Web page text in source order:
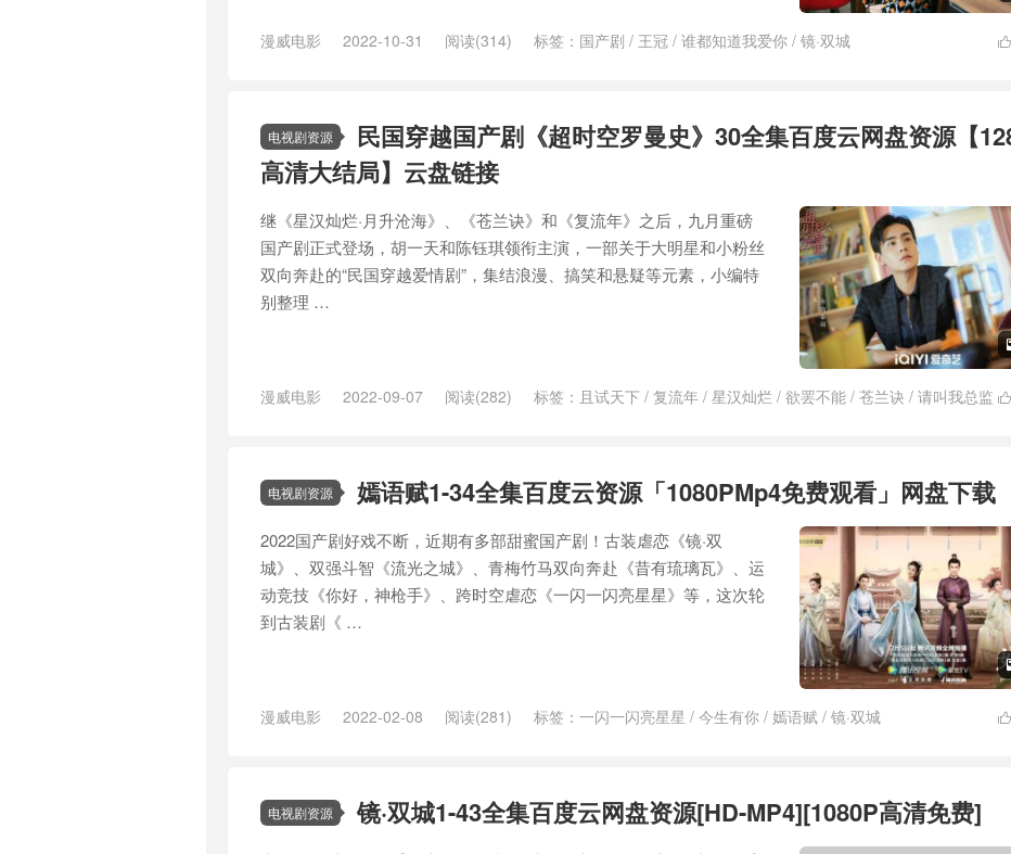

漫威电影 2022-10-31 阅读(314) 标签： 国产剧 / 王冠 / 谁都知道我爱你 / 镜·双城
电视剧资源
民国穿越国产剧《超时空罗曼史》30全集百度云网盘资源【
高清大结局】云盘链接
继《星汉灿烂·月升沧海》、《苍兰诀》和《复流年》之后，九月重磅
国产剧正式登场，胡一天和陈钰琪领衔主演，一部关于大明星和小粉丝
双向奔赴的“民国穿越爱情剧”，集结浪漫、搞笑和悬疑等元素，小编特
别整理 …

漫威电影 2022-09-07 阅读(282) 标签： 且试天下 / 复流年 / 星汉灿烂 / 欲罢不能 / 苍兰诀 / 请叫我总监
电视剧资源 嫣语赋1-34全集百度云资源「1080PMp4免费观看」网盘下载
2022国产剧好戏不断，近期有多部甜蜜国产剧！古装虐恋《镜·双
城》、双强斗智《流光之城》、青梅竹马双向奔赴《昔有琉璃瓦》、运
动竞技《你好，神枪手》、跨时空虐恋《一闪一闪亮星星》等，这次轮
到古装剧《 …

漫威电影 2022-02-08 阅读(281) 标签： 一闪一闪亮星星 / 今生有你 / 嫣语赋 / 镜·双城
电视剧资源 镜·双城1-43全集百度云网盘资源[HD-MP4][1080P高清免费]